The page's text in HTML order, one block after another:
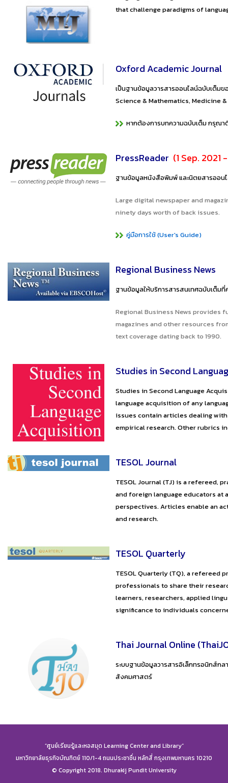
that challenge paradigms of
Oxford Academic Journal
เป็นฐานข้อมูลวารสารออนไลน์ฉบับเต็ม
Science & Mathematics, Medicine
หากต้องการบทความฉบับเต็ม กรุณ
PressReader (1 Sep. 2021
ฐานข้อมูลหนังสือพิมพ์ และนิตยสารออนไ
Large digital newspaper and
ninety days worth of back issues.
คู่มือการใช้ (User's Guide)
Regional Business News
ฐานข้อมูลให้บริการสารสนเทศฉบับเต็ม
Regional Business News provides
magazines and other resources
text coverage dating back to 1990.
Studies in Second
Studies in Second Language
language acquisition of any
issues contain articles dealing
empirical research. Other rubrics
TESOL Journal
TESOL Journal (TJ) is a refereed,
and foreign language educators at
perspectives. Articles enable an
and research.
TESOL Quarterly
TESOL Quarterly (TQ), a refereed
professionals to share their
learners, researchers, applied
significance to individuals
Thai Journal Online
ระบบฐานข้อมูลวารสารอิเล็กทรอนิกส์กล
สังคมศาสตร์
“ศูนย์เรียนรู้และหอสมุด Learning Center and Library”
มหาวิทยาลัยธุรกิจบัณฑิตย์ 110/1-4 ถนนประชาชื่น หลักสี่ กรุงเทพมหานคร 10210
© Copyright 2018. Dhurakij Pundit University